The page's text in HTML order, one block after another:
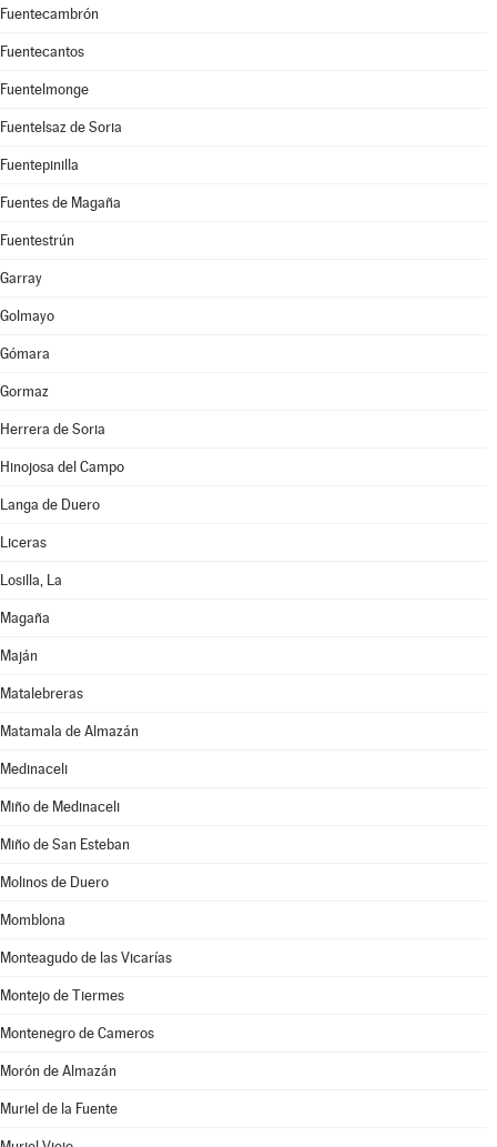
Fuentecambrón
Fuentecantos
Fuentelmonge
Fuentelsaz de Soria
Fuentepinilla
Fuentes de Magaña
Fuentestrún
Garray
Golmayo
Gómara
Gormaz
Herrera de Soria
Hinojosa del Campo
Langa de Duero
Liceras
Losilla, La
Magaña
Maján
Matalebreras
Matamala de Almazán
Medinaceli
Miño de Medinaceli
Miño de San Esteban
Molinos de Duero
Momblona
Monteagudo de las Vicarías
Montejo de Tiermes
Montenegro de Cameros
Morón de Almazán
Muriel de la Fuente